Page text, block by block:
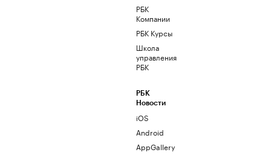
РБК
Компании
РБК Курсы
Школа
управления
РБК
РБК
Новости
iOS
Android
AppGallery